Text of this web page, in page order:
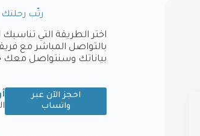
رتّب
اختر الطريقة التي
بالتواصل المباشر مع
بياناتك وسنتواصل
احجز الآن عبر
واتساب